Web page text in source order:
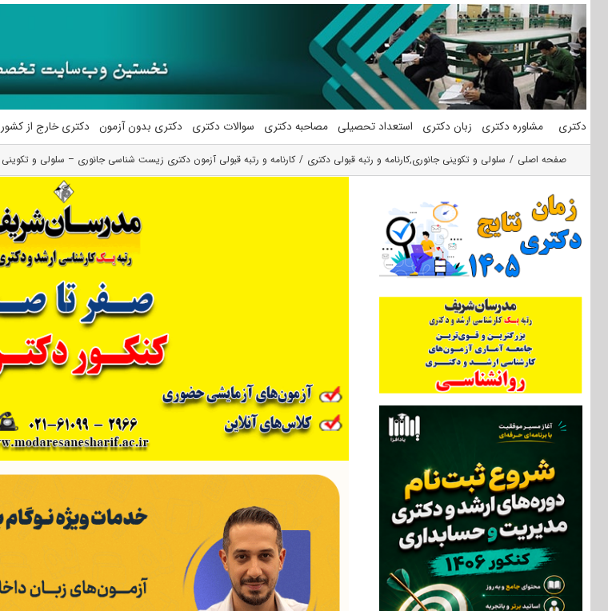
محتوا
دکتری مشاوره دکتری زبان دکتری استعداد تحصیلی مصاحبه دکتری سوالات دکتری دکتری بدون آزمون دکتری خارج از کشور
صفحه اصلی سلولی و تکوینی جانوری,کارنامه و رتبه قبولی دکتری کارنامه و رتبه قبولی آزمون دکتری زیست شناسی جانوری – سلولی و تکوینی